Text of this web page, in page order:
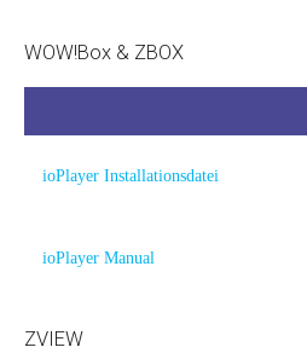
WOW!Box & ZBOX
ioPlayer Installationsdatei
ioPlayer Manual
ZVIEW